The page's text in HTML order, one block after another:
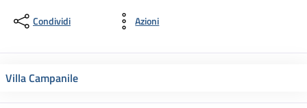
Condividi Azioni
Villa Campanile